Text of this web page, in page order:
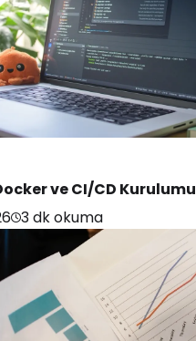
ve CI/CD Kurulumu
3dk okuma